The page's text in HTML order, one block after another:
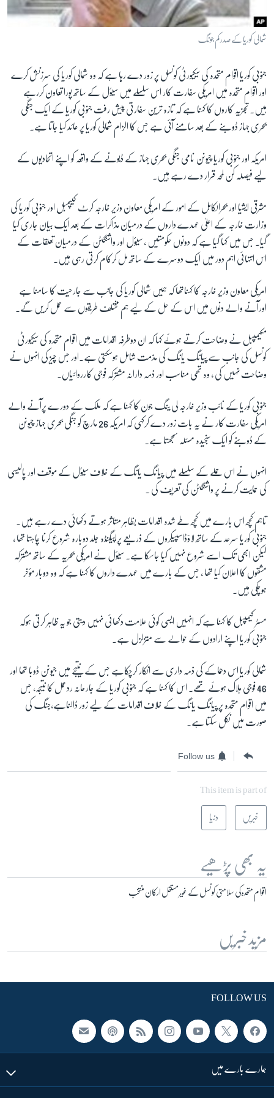
آزادیٔ صحافت
صحت
دلچسپ و عجیب
اسپیشل کوریج
Learning English
FOLLOW US
زبان
شمالی کوریا کے صدر کم جونگ
جنوبی کوریا اقوام متحدہ کی سیکیورٹی کونسل پر زور دے رہا ہے کہ وہ شمالی کوریا کی سرزنش کرے
اور اقوام متحدہ میں امریکی سفارت کار اس سلسلے میں سیؤل کے ساتھ پورا تعاون کررہے
ہیں۔ تجزیہ کاروں کا کہنا ہے کہ تازہ ترین سفارتی پیش رفت جنوبی کوریا کے ایک جنگی
بحری جہاز ڈوبنے کے بعد سامنے آئی ہے جس کا الزام شمالی کوریا پر عائد کیا جاتا ہے۔
امریکہ اور جنوبی کوریا چیونن نامی جنگی بحری جہاز کے ڈبونے کے واقعہ کو اپنے اتحادیوں کے
لیے فیصلہ کن لمحہ قرار دے رہے ہیں۔
مشرقی ایشیا اور بحرالکاہل کے امور کے امریکی معاون وزیر خارجہ کرٹ کیپمبل اور جنوبی کوریا کی
وزارت خارجہ کے اعلیٰ عہدے داروں کے درمیان مذاکرات کے بعد ایک بیان جاری کیا
گیا۔ جس میں کہا گیا ہے کہ دونوں حکومتیں ، سیؤل اور واشنگٹن کے درمیان تعلقات کے
اس انتہائی اہم دور میں ایک دوسرے کے ساتھ مل کرکام کرتی رہی ہیں۔
امریکی معاون وزیر خارجہ کا کہناتھا کہ ہمیں شمالی کوریا کی جانب سے جارحیت کا سامنا ہے
اورآنے والے دنوں میں اس کے حل کے لیے ہم مختلف طریقوں سے عمل کریں گے۔
مکیمپبل نے وضاحت کرتے ہوئے کہا کہ ان دوطرفہ اقدامات میں اقوام متحدہ کی سیکیورٹی
کونسل کی جانب سے پیانگ یانگ کی مذمت شامل ہوسکتی ہے۔اور جس چیز کی انہوں نے
وضاحت نہیں کی ، وہ تھی مناسب اور ذمہ دارانہ مشترکہ فوجی کارروائیاں۔
جنوبی کوریا کے نائب وزیر خارجہ لی ینگ جون کا کہنا ہے کہ ملک کے دورے پرآنے والے
امریکی سفارت کار نے یہ بات زور دے کرکہی کہ امریکہ 26 مارچ کو جنگی بحری جہاز چیونن
کے ڈوبنے کو ایک سنجیدہ مسئلہ سمجھتا ہے۔
انہوں نے اس حملے کے سلسلے میں پیانگ یانگ کے خلاف سیؤل کے موقف اور پالیسی
کی حمایت کرنے پر واشنگٹن کی تعریف کی ۔
تاہم کچھ اس بارے میں کچھ طے شدہ اقدامات بظاہر متاثر ہوتے دکھائی دے رہے ہیں۔
جنوبی کوریا سرحد کے ساتھ لاؤڈاسپیکروں کے ذریعے پراپیگنڈہ جلد دوبارہ شروع کرنا چاہتا تھا ،
لیکن ابھی تک اسے شروع نہیں کیا جاسکا ہے۔ سیؤل نے امریکی بحریہ کے ساتھ مشترکہ
مشقوں کا اعلان کیا تھا ، جس کے بارے میں عہدے داروں کا کہنا ہے کہ وہ دوبار مؤخر
ہوچکی ہیں۔
مسٹر کیمپبل کا کہنا ہے کہ انہیں ایسی کوئی علامت دکھائی نہیں دیتی جو یہ ظاہر کرتی ہوکہ
جنوبی کوریا اپنے ارادوں کے حوالے سے متزلزل ہے۔
شمالی کوریا اس دھماکے کی ذمہ داری سے انکار کرچکاہے جس کے نتیجے میں جیونن ڈوبا تھا اور
46 فوجی ہلاک ہوئے تھے۔ اس کا کہنا ہے کہ جنوبی کوریا کے جارحانہ ردعمل کا نتیجہ، جس
میں اقوام متحدہ پر پیانگ یانگ کے خلاف اقدامات کے لیے زور ڈالناہے،جنگ کی
صورت میں نکل سکتا ہے۔
Follow us
This item is part of
خبریں دنیا
یہ بھی پڑھیے
اقوام متحدہ کی سلامتی کونسل کے غیر مستقل ارکان منتخب
مزید خبریں
FOLLOW US
ہمارے بارے میں